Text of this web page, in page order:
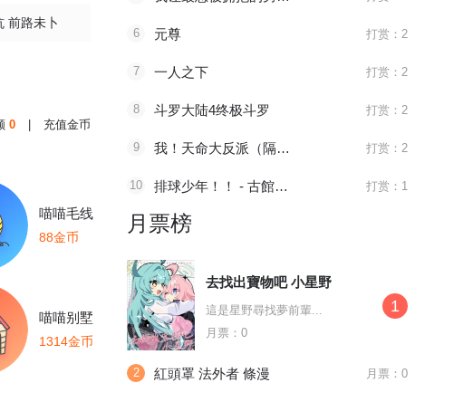
前路未卜
普通
通知
主菜上桌
绝境！！！
0 充值金币
喵喵毛线
88金币
喵喵别墅
1314金币
6 元尊 打赏：2
7 一人之下 打赏：2
8 斗罗大陆4终极斗罗 打赏：2
9 我！天命大反派（隔周双更） 打赏：2
10 排球少年！！ - 古館春一 打赏：1
月票榜
去找出寶物吧 小星野
這是星野尋找夢前輩...
月票：0
1
2 紅頭罩 法外者 條漫 月票：0